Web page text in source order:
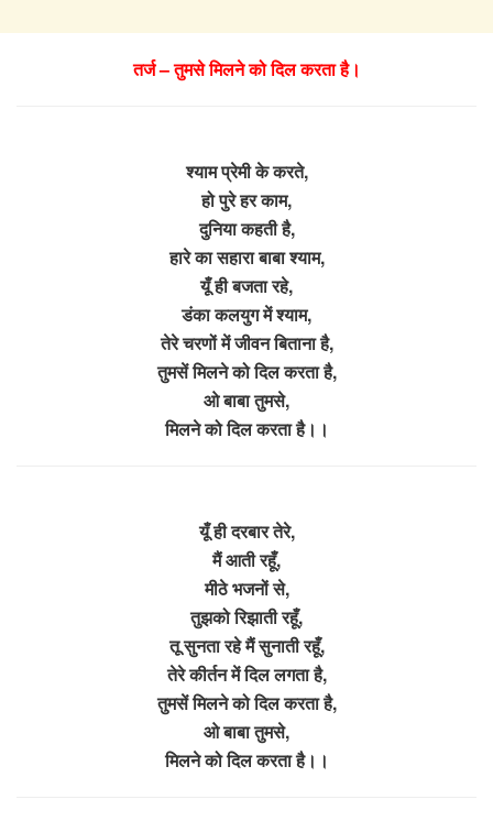
तर्ज – तुमसे मिलने को दिल करता है।
श्याम प्रेमी के करते,
हो पुरे हर काम,
दुनिया कहती है,
हारे का सहारा बाबा श्याम,
यूँ ही बजता रहे,
डंका कलयुग में श्याम,
तेरे चरणों में जीवन बिताना है,
तुमसें मिलने को दिल करता है,
ओ बाबा तुमसे,
मिलने को दिल करता है।।
यूँ ही दरबार तेरे,
मैं आती रहूँ,
मीठे भजनों से,
तुझको रिझाती रहूँ,
तू सुनता रहे मैं सुनाती रहूँ,
तेरे कीर्तन में दिल लगता है,
तुमसें मिलने को दिल करता है,
ओ बाबा तुमसे,
मिलने को दिल करता है।।